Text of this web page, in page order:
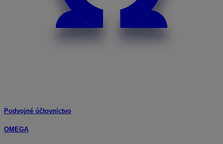
Podvojné účtovníctvo
OMEGA